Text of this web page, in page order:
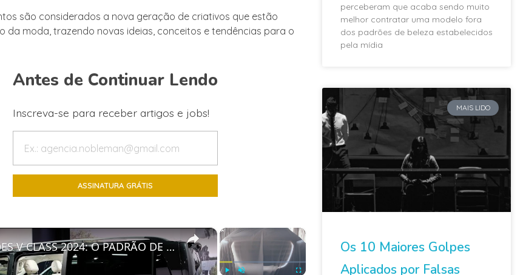
são considerados a nova geração de criativos que estão
da moda, trazendo novas ideias, conceitos e tendências para o
Antes de Continuar Lendo
Inscreva-se para receber artigos e jobs!
×
×
MERCEDES V CLASS 2024: O PADRÃO DE LUXO QUE DESAFIA TODAS AS EXPECTATIVAS
perceberam que acaba sendo muito
melhor contratar uma modelo fora
dos padrões de beleza estabelecidos
pela mídia
MAIS LIDO
Os 10 Maiores Golpes
Aplicados por Falsas